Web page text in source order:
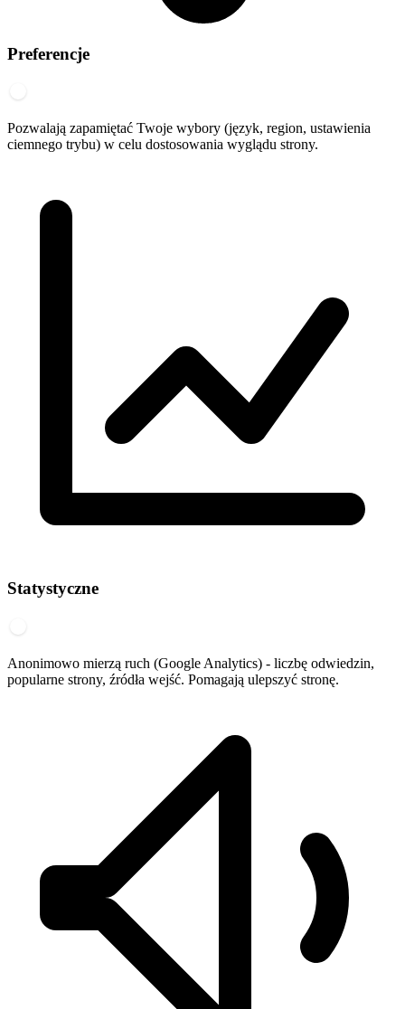
Preferencje
Pozwalają zapamiętać Twoje wybory (język, region, ustawienia
ciemnego trybu) w celu dostosowania wyglądu strony.
Statystyczne
Anonimowo mierzą ruch (Google Analytics) - liczbę odwiedzin,
popularne strony, źródła wejść. Pomagają ulepszyć stronę.